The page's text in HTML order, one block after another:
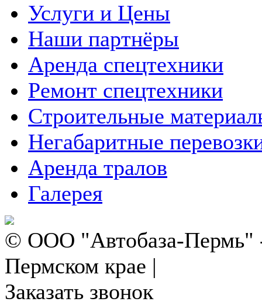
Услуги и Цены
Наши партнёры
Аренда спецтехники
Ремонт спецтехники
Строительные
Негабаритные
Аренда тралов
Галерея
© ООО "Автобаза-Пермь"
Пермском крае |
Заказать звонок